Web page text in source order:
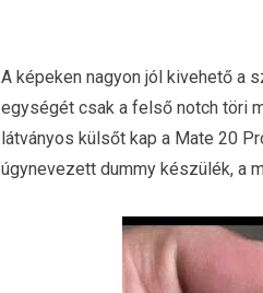
A képeken nagyon jól kivehető a
egységét csak a felső notch töri
látványos külsőt kap a Mate 20
úgynevezett dummy készülék, a